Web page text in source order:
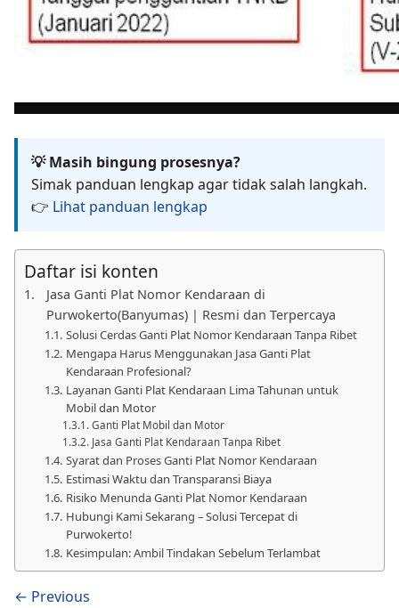
💡 Masih bingung prosesnya?
Simak panduan lengkap agar tidak salah langkah.
👉 Lihat panduan lengkap
Daftar isi konten
Jasa Ganti Plat Nomor Kendaraan di
Purwokerto(Banyumas) | Resmi dan Terpercaya
Solusi Cerdas Ganti Plat Nomor Kendaraan Tanpa Ribet
Mengapa Harus Menggunakan Jasa Ganti Plat
Kendaraan Profesional?
Layanan Ganti Plat Kendaraan Lima Tahunan untuk
Mobil dan Motor
Ganti Plat Mobil dan Motor
Jasa Ganti Plat Kendaraan Tanpa Ribet
Syarat dan Proses Ganti Plat Nomor Kendaraan
Estimasi Waktu dan Transparansi Biaya
Risiko Menunda Ganti Plat Nomor Kendaraan
Hubungi Kami Sekarang – Solusi Tercepat di
Purwokerto!
Kesimpulan: Ambil Tindakan Sebelum Terlambat
← Previous